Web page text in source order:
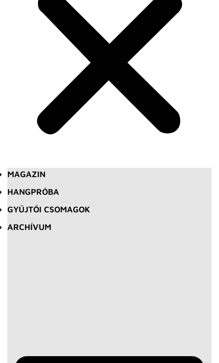
MAGAZIN
HANGPRÓBA
GYŰJTŐI CSOMAGOK
ARCHÍVUM